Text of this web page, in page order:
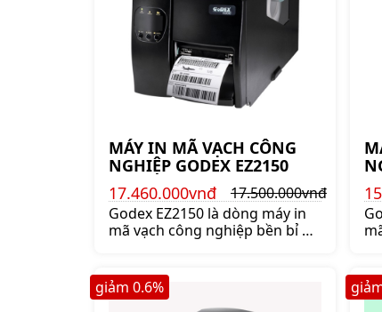
MÁY IN MÃ VẠCH CÔNG
NGHIỆP GODEX EZ2150
17.460.000vnđ
17.500.000vnđ
Godex EZ2150 là dòng máy in
mã vạch công nghiệp bền bỉ ổn
Godex EZ2150 chính hãng giá
tốt lên ngay shoppos.vn
giảm 0.6%